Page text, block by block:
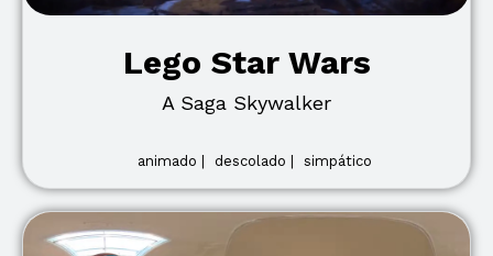
Lego Star Wars
A Saga Skywalker
animado | descolado | simpático